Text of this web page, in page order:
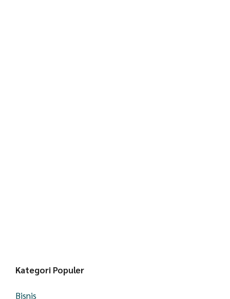
Kategori Populer
Bisnis